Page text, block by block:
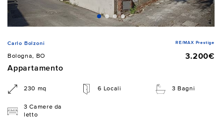
Carlo Bolzoni RE/MAX Prestige
Bologna, BO
3.200€
Appartamento
230 mq 6 Locali 3 Bagni
3 Camere da
letto